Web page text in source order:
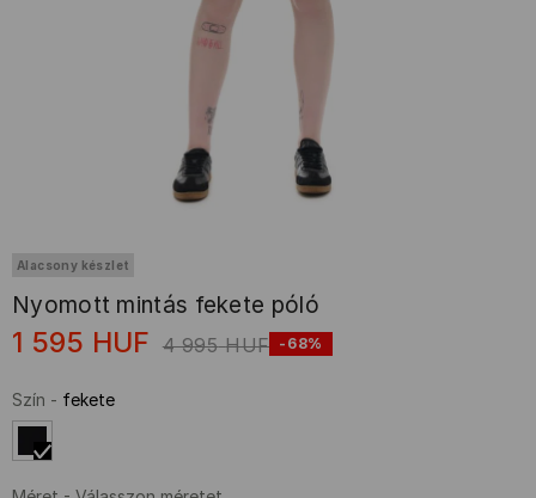
Alacsony készlet
Nyomott mintás fekete póló
1 595 HUF 4 995 HUF -68%
Szín - fekete